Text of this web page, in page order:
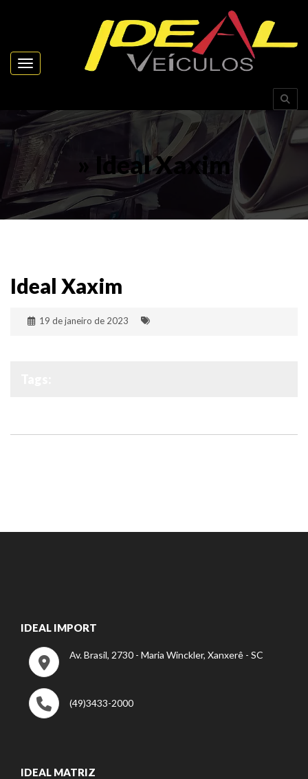
Toggle navigation
» Ideal Xaxim
Ideal Xaxim
19 de janeiro de 2023
IDEAL IMPORT
Av. Brasil, 2730 - Maria Winckler, Xanxerê - SC
(49)3433-2000
IDEAL MATRIZ